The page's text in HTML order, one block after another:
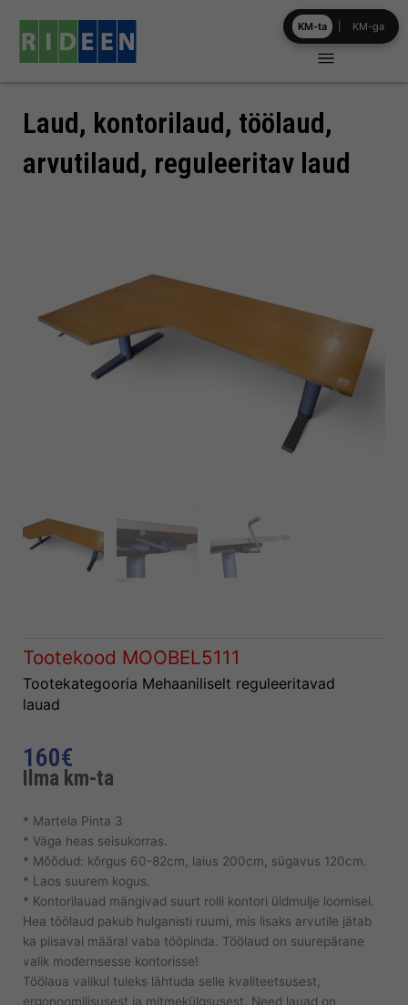
content
Laud, kontorilaud, töölaud,
arvutilaud, reguleeritav laud
Tootekood MOOBEL5111
Tootekategooria Mehaaniliselt reguleeritavad
lauad
160€
Ilma km-ta
* Martela Pinta 3
* Väga heas seisukorras.
* Mõõdud: kõrgus 60-82cm, laius 200cm, sügavus 120cm.
* Laos suurem kogus.
* Kontorilauad mängivad suurt rolli kontori üldmulje loomisel.
Hea töölaud pakub hulganisti ruumi, mis lisaks arvutile jätab
ka piisaval määral vaba tööpinda. Töölaud on suurepärane
valik modernsesse kontorisse!
Töölaua valikul tuleks lähtuda selle kvaliteetsusest,
ergonoomilisusest ja mitmekülgsusest. Need lauad on
KM-ta KM-ga